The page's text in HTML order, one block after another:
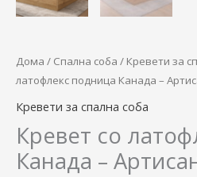
Дома / Спална соба / Кревети за
латофлекс подница Канада –
Кревети за спална соба
Кревет со
Канада –